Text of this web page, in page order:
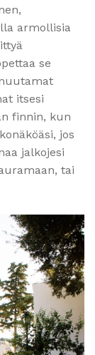
armollisia
se
itsesi
finnin, kun
jos
jalkojesi
tai